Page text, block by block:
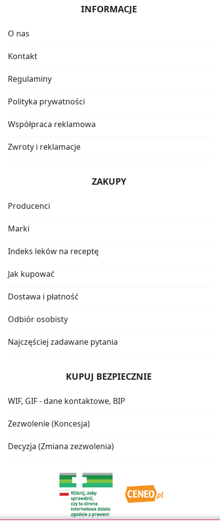
INFORMACJE
O nas
Kontakt
Regulaminy
Polityka prywatności
Współpraca reklamowa
Zwroty i reklamacje
ZAKUPY
Producenci
Marki
Indeks leków na receptę
Jak kupować
Dostawa i płatność
Odbiór osobisty
Najczęściej zadawane pytania
KUPUJ BEZPIECZNIE
WIF, GIF - dane kontaktowe, BIP
Zezwolenie (Koncesja)
Decyzja (Zmiana zezwolenia)